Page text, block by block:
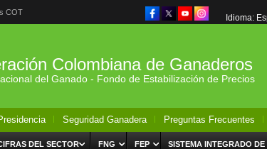
COT
Idioma:
Colombiana de Ganaderos
del Ganado - Fondo de Estabilización de Precios
Seguridad Ganadera Preguntas Frecuentes
DEL SECTOR FNG FEP SISTEMA INTEGRADO DE